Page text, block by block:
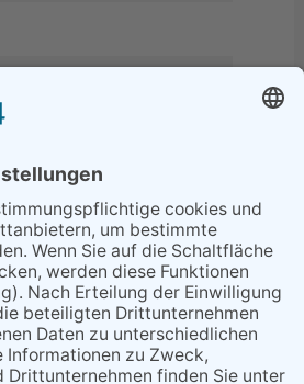
Sperrung B455: Kleiner
Grenzverkehr statt weite Wege
Wenn Bahn-Computer nicht
miteinander kommunizieren
"Plakatverbot für überregionale
Demos"
Gelbe Tonne – Ein kleiner Blick
über den Tellerand